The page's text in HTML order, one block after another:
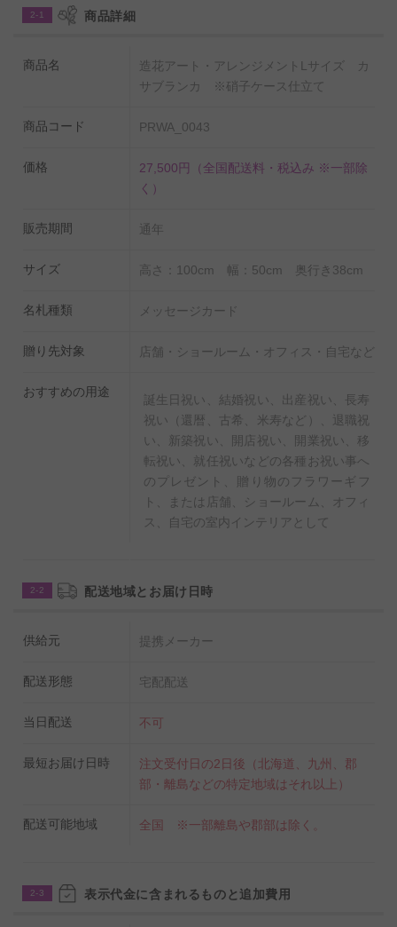
う感覚で飾れるでしょう。
2-1 商品詳細
商品名
造花アート・アレンジメントLサイズ カ
サブランカ ※硝子ケース仕立て
商品コード PRWA_0043
価格 27,500円
（全国配送料・税込み ※一部除
く）
販売期間 通年
サイズ 高さ：100cm 幅：50cm 奥行き38cm
名札種類 メッセージカード
贈り先対象 店舗・ショールーム・オフィス・自宅など
おすすめの用途
誕生日祝い、結婚祝い、出産祝い、長寿
祝い（還暦、古希、米寿など）、退職祝
い、新築祝い、開店祝い、開業祝い、移
転祝い、就任祝いなどの各種お祝い事へ
のプレゼント、贈り物のフラワーギフ
ト、または店舗、ショールーム、オフィ
ス、自宅の室内インテリアとして
2-2 配送地域とお届け日時
供給元 提携メーカー
配送形態 宅配配送
当日配送 不可
最短お届け日時
注文受付日の2日後（北海道、九州、郡
部・離島などの特定地域はそれ以上）
配送可能地域 全国 ※一部離島や郡部は除く。
2-3 表示代金に含まれるものと追加費用